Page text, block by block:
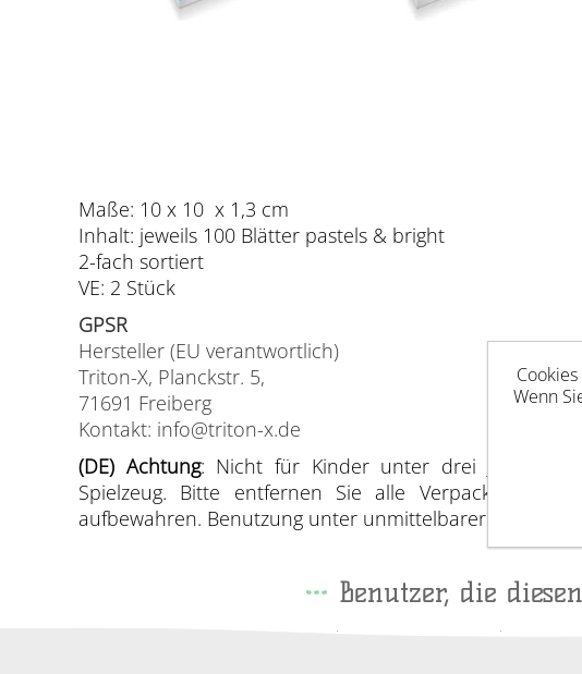
Maße: 10 x 10 x 1,3 cm
Inhalt: jeweils 100 Blätter pastels & bright
2-fach sortiert
VE: 2 Stück
GPSR
Hersteller (EU verantwortlich)
Triton-X, Planckstr. 5,
71691 Freiberg
Kontakt: info@triton-x.de
(DE) Achtung: Nicht für Kinder unter drei Jahren
Spielzeug. Bitte entfernen Sie alle
aufbewahren. Benutzung unter unmittelbarer Aufsicht
Benutzer, die
Wenn